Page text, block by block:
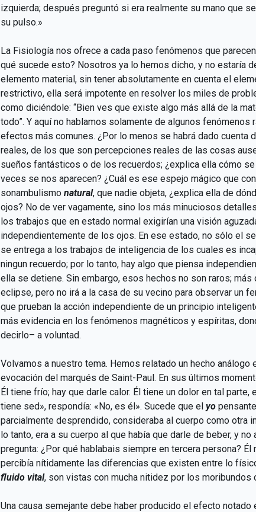
izquierda; después preguntó si era realmente su mano que
su pulso.»
La Fisiología nos ofrece a cada paso fenómenos que
qué sucede esto? Nosotros ya lo hemos dicho, y no estaría
elemento material, sin tener absolutamente en cuenta el
restrictivo, ella será impotente en resolver los miles de
como diciéndole: “Bien ves que existe algo más allá de la
todo”. Y aquí no hablamos solamente de algunos
efectos más comunes. ¿Por lo menos se habrá dado
reales, de los que son percepciones reales de las cosas
sueños fantásticos o de los recuerdos; ¿explica ella cómo
veces se nos aparecen? ¿Cuál es ese espejo mágico que
sonambulismo natural, que nadie objeta, ¿explica ella de
ojos? No de ver vagamente, sino los más minuciosos
los trabajos que en estado normal exigirían una visión
independientemente de los ojos. En ese estado, no sólo el
se entrega a los trabajos de inteligencia de los cuales es
ningun recuerdo; por lo tanto, hay algo que piensa
ella se detiene. Sin embargo, esos hechos no son raros;
eclipse, pero no irá a la casa de su vecino para observar un
que prueban la acción independiente de un principio
más evidencia en los fenómenos magnéticos y espíritas,
decirlo– a voluntad.
Volvamos a nuestro tema. Hemos relatado un hecho análogo
evocación del marqués de Saint-Paul. En sus últimos
Él tiene frío; hay que darle calor. Él tiene un dolor en tal
tiene sed», respondía: «No, es él». Sucede que el yo
parcialmente desprendido, consideraba al cuerpo como otra
lo tanto, era a su cuerpo al que había que darle de beber, y
pregunta: ¿Por qué hablabais siempre en tercera persona?
percibía nítidamente las diferencias que existen entre lo
fluido vital, son vistas con mucha nitidez por los moribundos
Una causa semejante debe haber producido el efecto